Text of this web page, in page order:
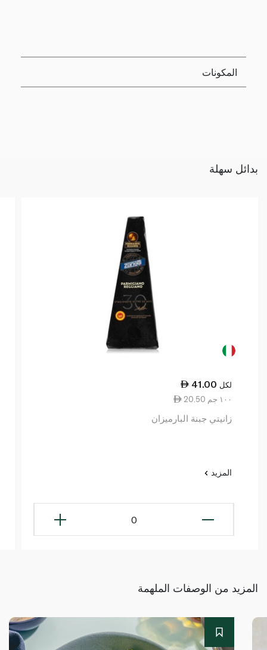
المكونات
بدائل سهلة
41.00 لكل
20.50 ١٠٠ جم
زانيتي جبنة البارميزان
المزيد
0
المزيد من الوصفات الملهمة